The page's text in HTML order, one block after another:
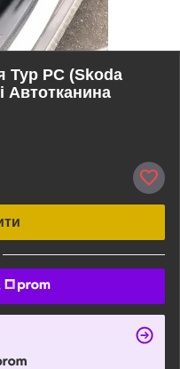
Тур РС (Skoda
Автотканина